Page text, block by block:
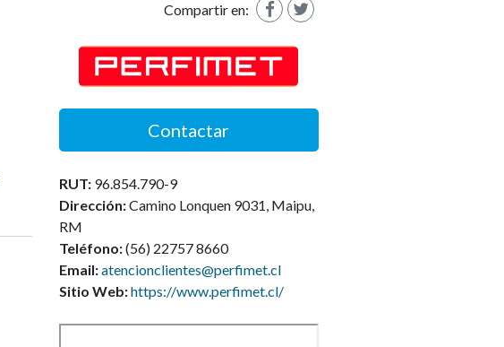
Compartir en:
Contactar
RUT:96.854.790-9
Dirección:Camino Lonquen 9031, Maipu,
RM
Teléfono:(56) 22757 8660
Email:atencionclientes@perfimet.cl
Sitio Web:https://www.perfimet.cl/